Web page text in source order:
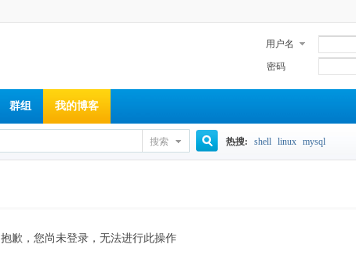
用户名
密码
群组 我的博客
搜索
搜
热搜: shell linux mysql
抱歉，您尚未登录，无法进行此操作